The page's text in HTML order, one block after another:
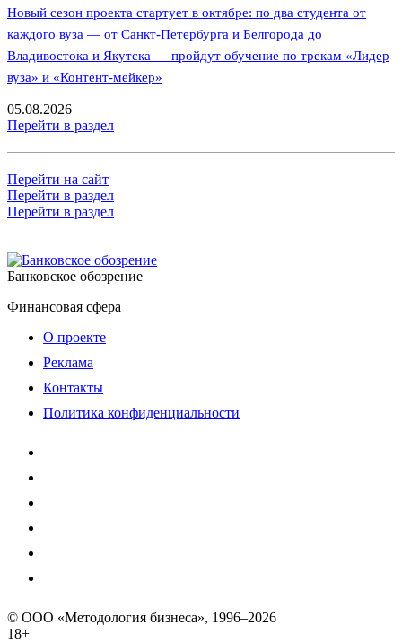
Новый сезон проекта стартует в октябре: по два студента от
каждого вуза — от Санкт-Петербурга и Белгорода до
Владивостока и Якутска — пройдут обучение по трекам «Лидер
вуза» и «Контент-мейкер»
05.08.2026
Перейти в раздел
Перейти на сайт
Перейти в раздел
Перейти в раздел
Банковское обозрение
Финансовая сфера
О проекте
Реклама
Контакты
Политика конфиденциальности
© ООО «Методология бизнеса», 1996–2026
18+